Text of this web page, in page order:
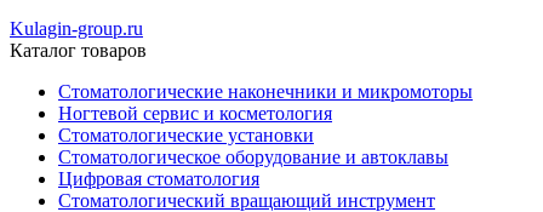
Kulagin-group.ru
Каталог товаров
Стоматологические наконечники и микромоторы
Ногтевой сервис и косметология
Стоматологические установки
Стоматологическое оборудование и автоклавы
Цифровая стоматология
Стоматологический вращающий инструмент